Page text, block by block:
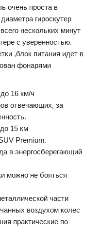
очень проста в
гироскутер
нескольких минут
с уверенностью.
,блок питания идет в
фонарями
16 км/ч
отвечающих, за
15 км
Premium.
в энергосберегающий
можно не бояться
части
воздухом колес
практические по